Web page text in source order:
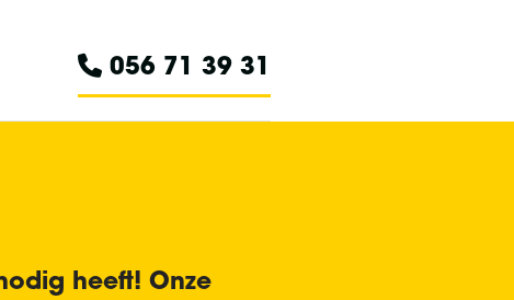
056 71 39 31
heeft! Onze